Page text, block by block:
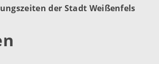
der Stadt Weißenfels